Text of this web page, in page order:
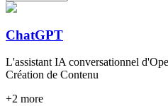
ChatGPT
L'assistant IA conversationnel
Création de Contenu
+2 more